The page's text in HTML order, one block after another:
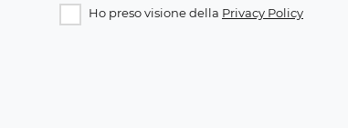
Ho preso visione della Privacy Policy